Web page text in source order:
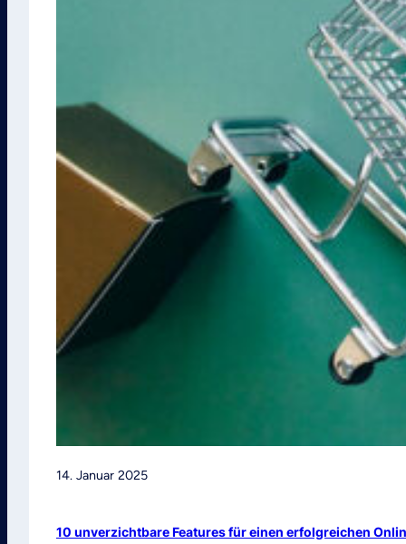
14. Januar 2025
10 unverzichtbare Features für einen erfolgreichen